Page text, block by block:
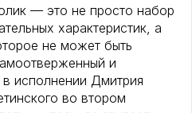
— это не просто набор
характеристик, а
не может быть
и
исполнении Дмитрия
во втором